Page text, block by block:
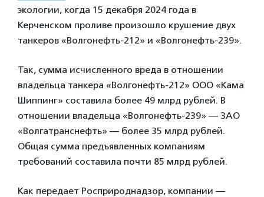
экологии, когда 15 декабря 2024 года в
Керченском проливе произошло крушение двух
танкеров «Волгонефть-212» и «Волгонефть-239».
Так, сумма исчисленного вреда в отношении
владельца танкера «Волгонефть-212» ООО «Кама
Шиппинг» составила более 49 млрд рублей. В
отношении владельца «Волгонефть-239» — ЗАО
«Волгатранснефть» — более 35 млрд рублей.
Общая сумма предъявленных компаниям
требований составила почти 85 млрд рублей.
Как передает Росприроднадзор, компании —